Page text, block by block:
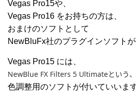
Vegas Pro15や、
Vegas Pro16 をお持ちの方は、
おまけのソフトとして
NewBluFx社のプラグインソフト
Vegas Pro15 には、
NewBlue FX Filters 5 Ultimateという、
色調整用のソフトが付いていいます